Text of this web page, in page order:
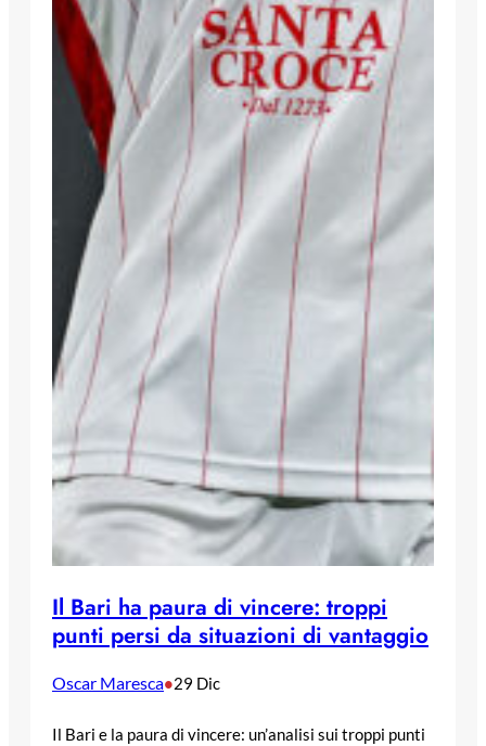
Il Bari ha paura di vincere: troppi
punti persi da situazioni di vantaggio
Oscar Maresca•29 Dic
Il Bari e la paura di vincere: un’analisi sui troppi punti